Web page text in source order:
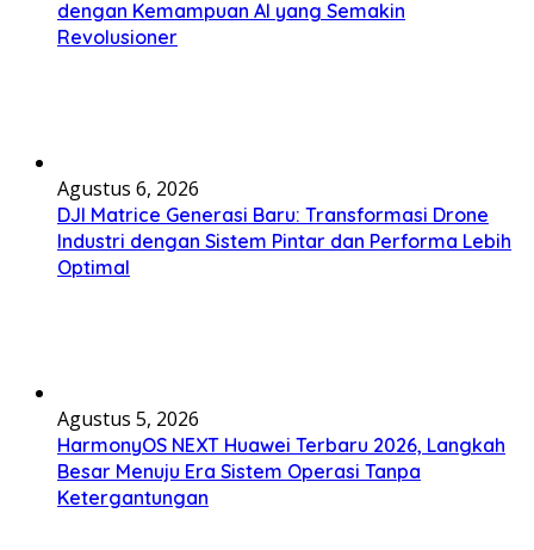
dengan Kemampuan AI yang Semakin
Revolusioner
Agustus 6, 2026
DJI Matrice Generasi Baru: Transformasi Drone
Industri dengan Sistem Pintar dan Performa Lebih
Optimal
Agustus 5, 2026
HarmonyOS NEXT Huawei Terbaru 2026, Langkah
Besar Menuju Era Sistem Operasi Tanpa
Ketergantungan